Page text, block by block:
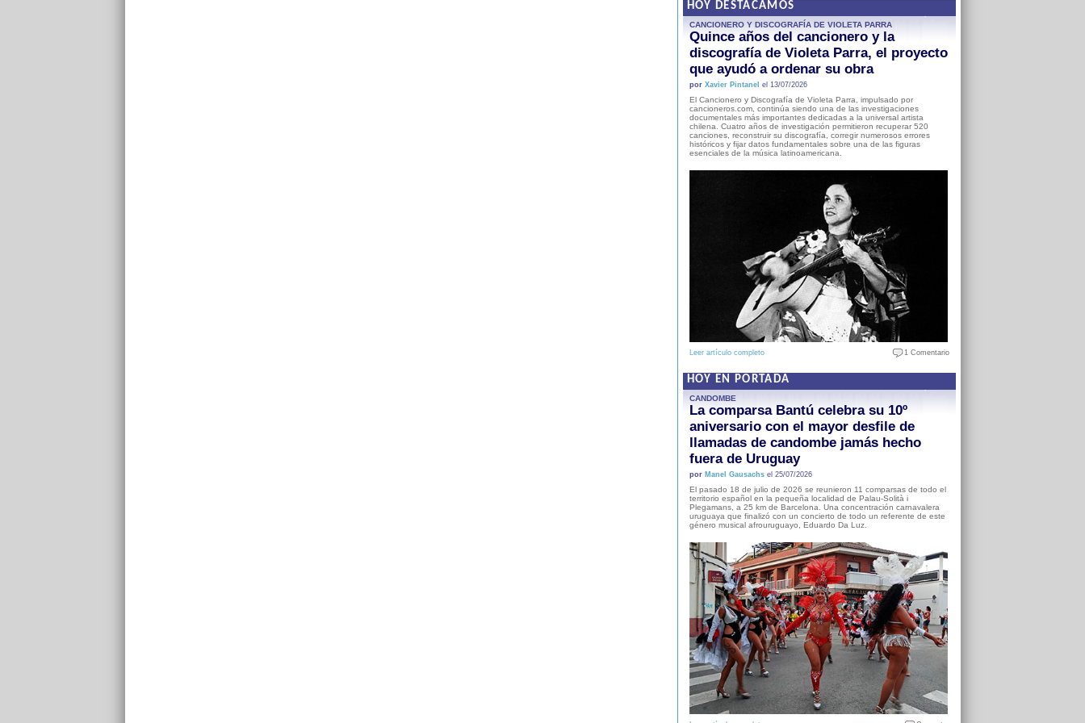
HOY DESTACAMOS
CANCIONERO Y DISCOGRAFÍA DE VIOLETA PARRA
Quince años del cancionero y la
discografía de Violeta Parra, el proyecto
que ayudó a ordenar su obra
por Xavier Pintanel el 13/07/2026
El Cancionero y Discografía de Violeta Parra, impulsado por
cancioneros.com, continúa siendo una de las investigaciones
documentales más importantes dedicadas a la universal artista
chilena. Cuatro años de investigación permitieron recuperar 520
canciones, reconstruir su discografía, corregir numerosos errores
históricos y fijar datos fundamentales sobre una de las figuras
esenciales de la música latinoamericana.
Leer artículo completo 1 Comentario
HOY EN PORTADA
CANDOMBE
La comparsa Bantú celebra su 10º
aniversario con el mayor desfile de
llamadas de candombe jamás hecho
fuera de Uruguay
por Manel Gausachsel 25/07/2026
El pasado 18 de julio de 2026 se reunieron 11 comparsas de todo el
territorio español en la pequeña localidad de Palau-Solità i
Plegamans, a 25 km de Barcelona. Una concentración carnavalera
uruguaya que finalizó con un concierto de todo un referente de este
género musical afrouruguayo, Eduardo Da Luz.